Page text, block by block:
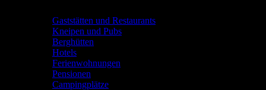
Gaststätten und Restaurants
Kneipen und Pubs
Berghütten
Hotels
Ferienwohnungen
Pensionen
Campingplätze